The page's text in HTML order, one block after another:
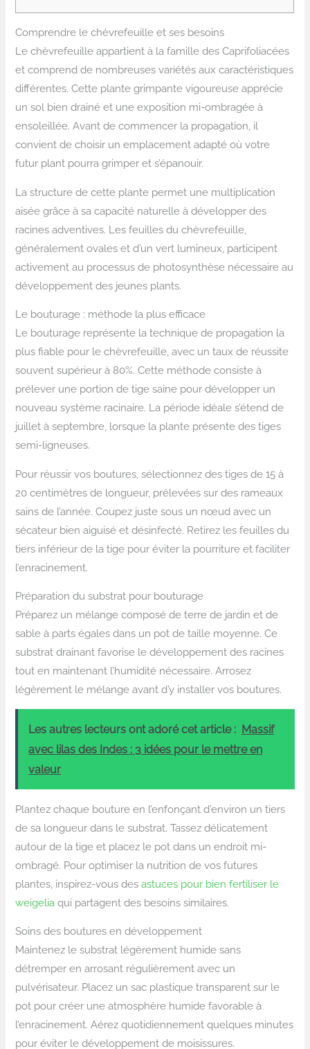
Comprendre le chèvrefeuille et ses besoins
Le chèvrefeuille appartient à la famille des Caprifoliacées
et comprend de nombreuses variétés aux caractéristiques
différentes. Cette plante grimpante vigoureuse apprécie
un sol bien drainé et une exposition mi-ombragée à
ensoleillée. Avant de commencer la propagation, il
convient de choisir un emplacement adapté où votre
futur plant pourra grimper et s’épanouir.
La structure de cette plante permet une multiplication
aisée grâce à sa capacité naturelle à développer des
racines adventives. Les feuilles du chèvrefeuille,
généralement ovales et d’un vert lumineux, participent
activement au processus de photosynthèse nécessaire au
développement des jeunes plants.
Le bouturage : méthode la plus efficace
Le bouturage représente la technique de propagation la
plus fiable pour le chèvrefeuille, avec un taux de réussite
souvent supérieur à 80%. Cette méthode consiste à
prélever une portion de tige saine pour développer un
nouveau système racinaire. La période idéale s’étend de
juillet à septembre, lorsque la plante présente des tiges
semi-ligneuses.
Pour réussir vos boutures, sélectionnez des tiges de 15 à
20 centimètres de longueur, prélevées sur des rameaux
sains de l’année. Coupez juste sous un nœud avec un
sécateur bien aiguisé et désinfecté. Retirez les feuilles du
tiers inférieur de la tige pour éviter la pourriture et faciliter
l’enracinement.
Préparation du substrat pour bouturage
Préparez un mélange composé de terre de jardin et de
sable à parts égales dans un pot de taille moyenne. Ce
substrat drainant favorise le développement des racines
tout en maintenant l’humidité nécessaire. Arrosez
légèrement le mélange avant d’y installer vos boutures.
Les autres lecteurs ont adoré cet article : Massif
avec lilas des Indes : 3 idées pour le mettre en
valeur
Plantez chaque bouture en l’enfonçant d’environ un tiers
de sa longueur dans le substrat. Tassez délicatement
autour de la tige et placez le pot dans un endroit mi-
ombragé. Pour optimiser la nutrition de vos futures
plantes, inspirez-vous desastuces pour bien fertiliser le
weigelia qui partagent des besoins similaires.
Soins des boutures en développement
Maintenez le substrat légèrement humide sans
détremper en arrosant régulièrement avec un
pulvérisateur. Placez un sac plastique transparent sur le
pot pour créer une atmosphère humide favorable à
l’enracinement. Aérez quotidiennement quelques minutes
pour éviter le développement de moisissures.